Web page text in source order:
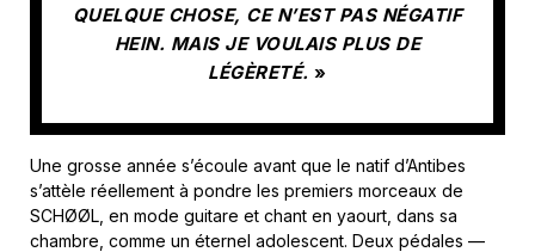
QUELQUE CHOSE, CE N’EST PAS NÉGATIF
HEIN. MAIS JE VOULAIS PLUS DE
LÉGÈRETÉ. »
Une grosse année s’écoule avant que le natif d’Antibes
s’attèle réellement à pondre les premiers morceaux de
SCHØØL, en mode guitare et chant en yaourt, dans sa
chambre, comme un éternel adolescent. Deux pédales —